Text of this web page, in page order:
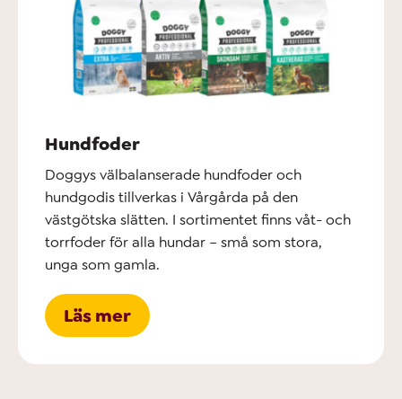
Hundfoder
Doggys välbalanserade hundfoder och
hundgodis tillverkas i Vårgårda på den
västgötska slätten. I sortimentet finns våt- och
torrfoder för alla hundar – små som stora,
unga som gamla.
Läs mer